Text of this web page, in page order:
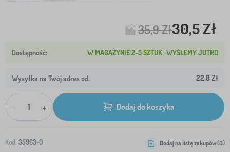
35,9 Zł30,5 Zł
W MAGAZYNIE 2-5 SZTUK WYŚLEMY JUTRO
Wysyłka na Twój adres od: 22,8 Zł
- + Dodaj do koszyka
Kod: 35963-0 Dodaj na listę zakupów (0)